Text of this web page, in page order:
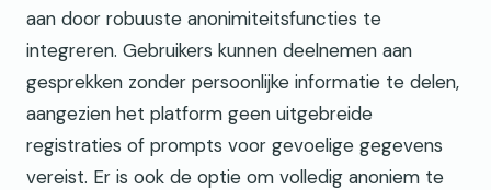
aan door robuuste anonimiteitsfuncties te
integreren. Gebruikers kunnen deelnemen aan
gesprekken zonder persoonlijke informatie te delen,
aangezien het platform geen uitgebreide
registraties of prompts voor gevoelige gegevens
vereist. Er is ook de optie om volledig anoniem te